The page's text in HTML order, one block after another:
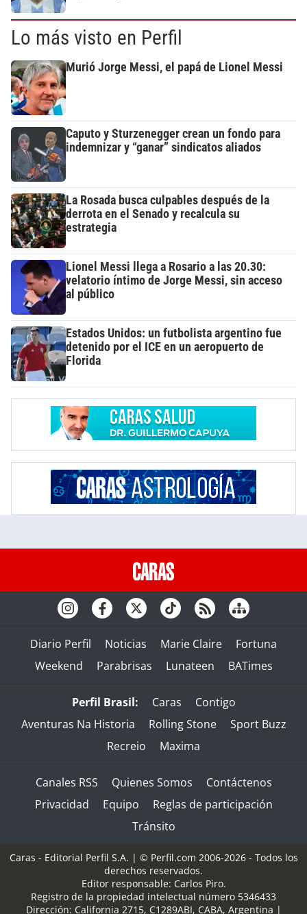
Lo más visto en Perfil
Murió Jorge Messi, el papá de Lionel Messi
Caputo y Sturzenegger crean un fondo para
indemnizar y “ganar” sindicatos aliados
La Rosada busca culpables después de la
derrota en el Senado y recalcula su
estrategia
Lionel Messi llega a Rosario a las 20.30:
velatorio íntimo de Jorge Messi, sin acceso
al público
Estados Unidos: un futbolista argentino fue
detenido por el ICE en un aeropuerto de
Florida
Diario Perfil Noticias Marie Claire
Fortuna
Weekend
Parabrisas Lunateen BATimes
Perfil Brasil: Caras
Contigo
Aventuras Na Historia
Rolling Stone
Sport Buzz
Recreio
Maxima
Canales RSS Quienes Somos
Contáctenos
Privacidad
Equipo
Reglas de participación
Tránsito
Caras - Editorial Perfil S.A. | © Perfil.com 2006-2026 - Todos los
derechos reservados.
Editor responsable: Carlos Piro.
Registro de la propiedad intelectual número 5346433
Dirección: California 2715, C1289ABI, CABA, Argentina |